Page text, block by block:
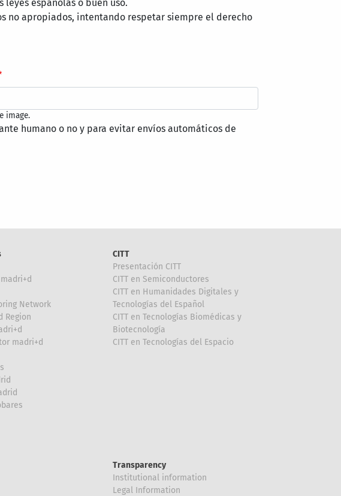
españolas o buen uso.
no apropiados, intentando respetar siempre el derecho
image.
humano o no y para evitar envíos automáticos de
Network
Region
madri+d
CITT
Presentación CITT
CITT en Semiconductores
CITT en Humanidades Digitales y
Tecnologías del Español
CITT en Tecnologías Biomédicas y
Biotecnología
CITT en Tecnologías del Espacio
Transparency
Institutional information
Legal Information